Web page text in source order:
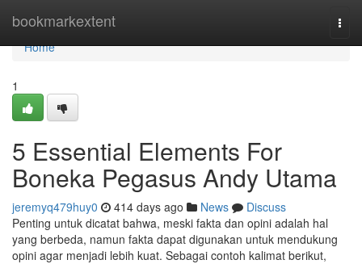
bookmarkextent
Home
Home
1
5 Essential Elements For
Boneka Pegasus Andy Utama
jeremyq479huy0 414 days ago News
Discuss
Penting untuk dicatat bahwa, meski fakta dan opini adalah hal
yang berbeda, namun fakta dapat digunakan untuk mendukung
opini agar menjadi lebih kuat. Sebagai contoh kalimat berikut,